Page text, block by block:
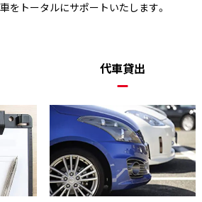
をトータルにサポートいたします。
代車貸出